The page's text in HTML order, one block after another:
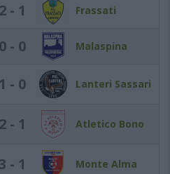
2 - 1 Frassati
0 - 0 Malaspina
1 - 0 Lanteri Sassari
2 - 1 Atletico Bono
3 - 1 Monte Alma